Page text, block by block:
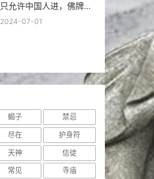
只允许中国人进，佛牌高
于常价100多倍！
2024-07-01
蝎子
禁忌
尽在
护身符
天神
信徒
常见 寺庙